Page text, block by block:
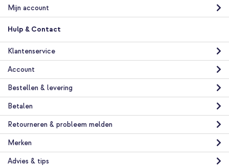
Mijn account
Hulp & Contact
Klantenservice
Account
Bestellen & levering
Betalen
Retourneren & probleem melden
Merken
Advies & tips